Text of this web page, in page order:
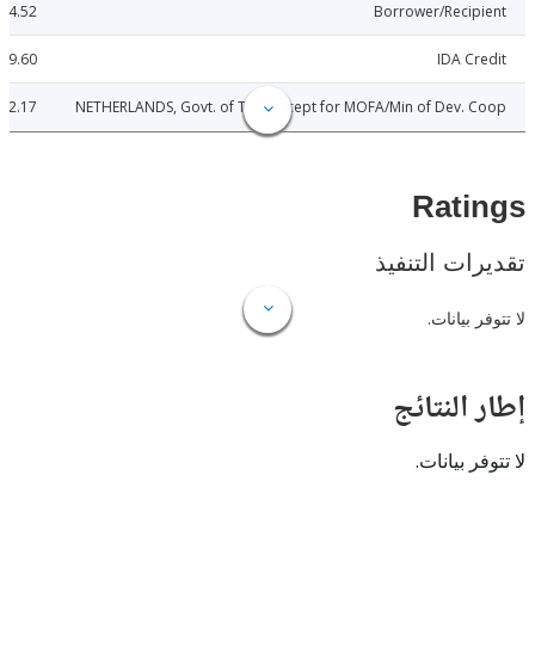
Borrower/
IDA
NETHERLANDS, Govt. of THE (Except for MOFA/Min of Dev.
32.17
التنفيذ
بيانات.
بيانات.